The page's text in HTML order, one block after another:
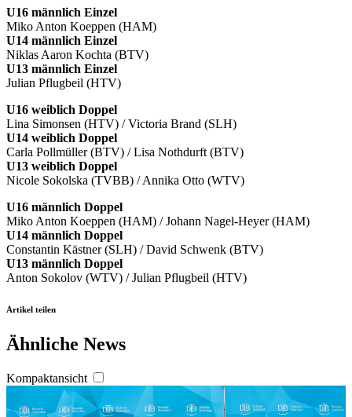
U16 männlich Einzel
Miko Anton Koeppen (HAM)
U14 männlich Einzel
Niklas Aaron Kochta (BTV)
U13 männlich Einzel
Julian Pflugbeil (HTV)
U16 weiblich Doppel
Lina Simonsen (HTV) / Victoria Brand (SLH)
U14 weiblich Doppel
Carla Pollmüller (BTV) / Lisa Nothdurft (BTV)
U13 weiblich Doppel
Nicole Sokolska (TVBB) / Annika Otto (WTV)
U16 männlich Doppel
Miko Anton Koeppen (HAM) / Johann Nagel-Heyer (HAM)
U14 männlich Doppel
Constantin Kästner (SLH) / David Schwenk (BTV)
U13 männlich Doppel
Anton Sokolov (WTV) / Julian Pflugbeil (HTV)
Artikel teilen
Ähnliche News
Kompaktansicht